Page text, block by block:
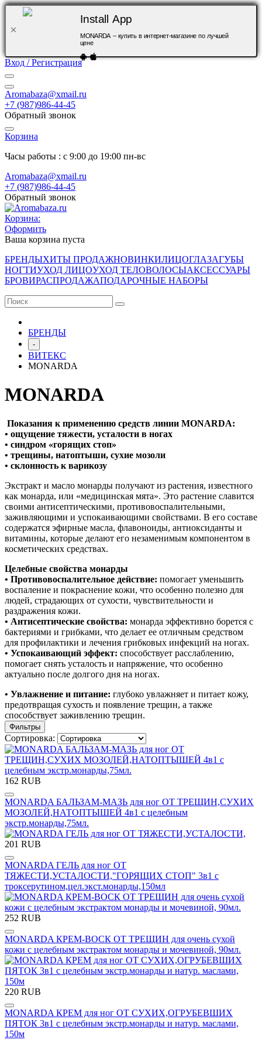
Install App
MONARDA – купить в интернет-магазине по лучшей
цене
Вход / Регистрация
Aromabaza@xmail.ru
+7 (987)986-44-45
Обратный звонок
Корзина
Часы работы : с 9:00 до 19:00 пн-вс
Aromabaza@xmail.ru
+7 (987)986-44-45
Обратный звонок
Корзина:
Оформить
Ваша корзина пуста
БРЕНДЫХИТЫ ПРОДАЖНОВИНКИЛИЦОГЛАЗАГУБЫ
НОГТИУХОД ЛИЦОУХОД ТЕЛОВОЛОСЫАКСЕССУАРЫ
БРОВИРАСПРОДАЖАПОДАРОЧНЫЕ НАБОРЫ
БРЕНДЫ
-
ВИТЕКС
MONARDA
MONARDA
Показания к применению средств линии MONARDA:
• ощущение тяжести, усталости в ногах
• синдром «горящих стоп»
• трещины, натоптыши, сухие мозоли
• склонность к варикозу
Экстракт и масло монарды получают из растения, известного
как монарда, или «медицинская мята». Это растение славится
своими антисептическими, противовоспалительными,
заживляющими и успокаивающими свойствами. В его составе
содержатся эфирные масла, флавоноиды, антиоксиданты и
витамины, которые делают его незаменимым компонентом в
косметических средствах.
Целебные свойства монарды
• Противовоспалительное действие: помогает уменьшить
воспаление и покраснение кожи, что особенно полезно для
людей, страдающих от сухости, чувствительности и
раздражения кожи.
• Антисептические свойства: монарда эффективно борется с
бактериями и грибками, что делает ее отличным средством
для профилактики и лечения грибковых инфекций на ногах.
• Успокаивающий эффект: способствует расслаблению,
помогает снять усталость и напряжение, что особенно
актуально после долгого дня на ногах.
• Увлажнение и питание: глубоко увлажняет и питает кожу,
предотвращая сухость и появление трещин, а также
способствует заживлению трещин.
Фильтры
Сортировка:
162 RUB
MONARDA БАЛЬЗАМ-МАЗЬ для ног ОТ ТРЕЩИН,СУХИХ
МОЗОЛЕЙ,НАТОПТЫШЕЙ 4в1 с целебным
экстр.монарды,75мл.
201 RUB
MONARDA ГЕЛЬ для ног ОТ
ТЯЖЕСТИ,УСТАЛОСТИ,"ГОРЯЩИХ СТОП" 3в1 c
троксерутином,цел.экст.монарды,150мл
252 RUB
MONARDA КРЕМ-ВОСК ОТ ТРЕЩИН для очень сухой
кожи с целебным экстрактом монарды и мочевиной, 90мл.
220 RUB
MONARDA КРЕМ для ног ОТ СУХИХ,ОГРУБЕВШИХ
ПЯТОК 3в1 с целебным экстр.монарды и натур. маслами,
150м